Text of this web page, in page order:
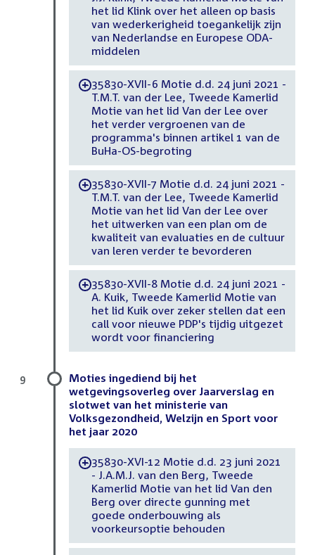
het lid Klink over het alleen op basis
van wederkerigheid toegankelijk zijn
van Nederlandse en Europese ODA-
middelen
-35830-XVII-6 Motie d.d. 24 juni 2021 -
T.M.T. van der Lee, Tweede Kamerlid
Motie van het lid Van der Lee over
het verder vergroenen van de
programma's binnen artikel 1 van de
BuHa-OS-begroting
-35830-XVII-7 Motie d.d. 24 juni 2021 -
T.M.T. van der Lee, Tweede Kamerlid
Motie van het lid Van der Lee over
het uitwerken van een plan om de
kwaliteit van evaluaties en de cultuur
van leren verder te bevorderen
-35830-XVII-8 Motie d.d. 24 juni 2021 -
A. Kuik, Tweede Kamerlid Motie van
het lid Kuik over zeker stellen dat een
call voor nieuwe PDP's tijdig uitgezet
wordt voor financiering
Moties ingediend bij het
wetgevingsoverleg over Jaarverslag en
slotwet van het ministerie van
Volksgezondheid, Welzijn en Sport voor
het jaar 2020
-35830-XVI-12 Motie d.d. 23 juni 2021
- J.A.M.J. van den Berg, Tweede
Kamerlid Motie van het lid Van den
Berg over directe gunning met
goede onderbouwing als
voorkeursoptie behouden
9